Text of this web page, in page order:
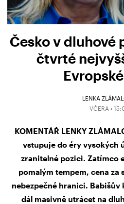
Česko v dluhové
čtvrté
LENKA
VČERA •
KOMENTÁŘ LENKY
vstupuje do éry vysokých
zranitelné pozici. Zatímco
pomalým tempem, cena za
nebezpečné hranici.
dál masivně utrácet na